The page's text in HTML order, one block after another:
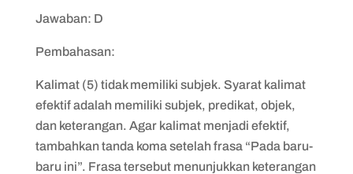
Jawaban: D
Pembahasan:
Kalimat (5) tidak memiliki subjek. Syarat kalimat
efektif adalah memiliki subjek, predikat, objek,
dan keterangan. Agar kalimat menjadi efektif,
tambahkan tanda koma setelah frasa “Pada baru-
baru ini”. Frasa tersebut menunjukkan keterangan